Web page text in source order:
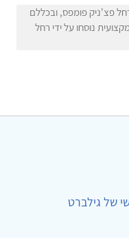
פצ'ניק פומפס, ובכללם
נוסחו על ידי רחל
של גילברט